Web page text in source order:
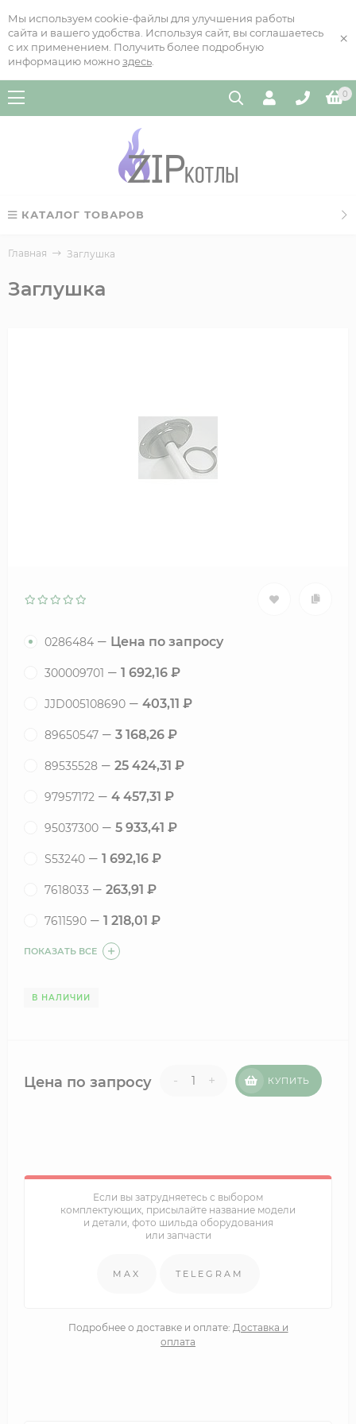
Мы используем cookie-файлы для улучшения работы
сайта и вашего удобства. Используя сайт, вы соглашаетесь
с их применением. Получить более подробную
информацию можно здесь
×
0
КАТАЛОГ ТОВАРОВ
Главная Заглушка
Заглушка
0286484 Цена по запросу
300009701 1 692,16 ₽
JJD005108690 403,11 ₽
89650547 3 168,26 ₽
89535528 25 424,31 ₽
97957172 4 457,31 ₽
95037300 5 933,41 ₽
S53240 1 692,16 ₽
7618033 263,91 ₽
7611590 1 218,01 ₽
ПОКАЗАТЬ ВСЕ
В НАЛИЧИИ
Цена по запросу - + КУПИТЬ
Если вы затрудняетесь с выбором
комплектующих, присылайте название модели
и детали, фото шильда оборудования
или запчасти
MAX TELEGRAM
Подробнее о доставке и оплате: Доставка и
оплата